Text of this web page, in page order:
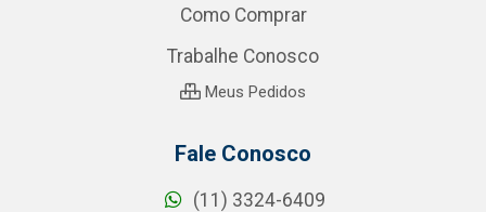
Como Comprar
Trabalhe Conosco
Meus Pedidos
Fale Conosco
(11) 3324-6409